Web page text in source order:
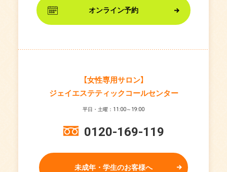
オンライン予約
【女性専用サロン】
ジェイエステティックコールセンター
平日・土曜：11:00～19:00
0120-169-119
未成年・学生のお客様へ